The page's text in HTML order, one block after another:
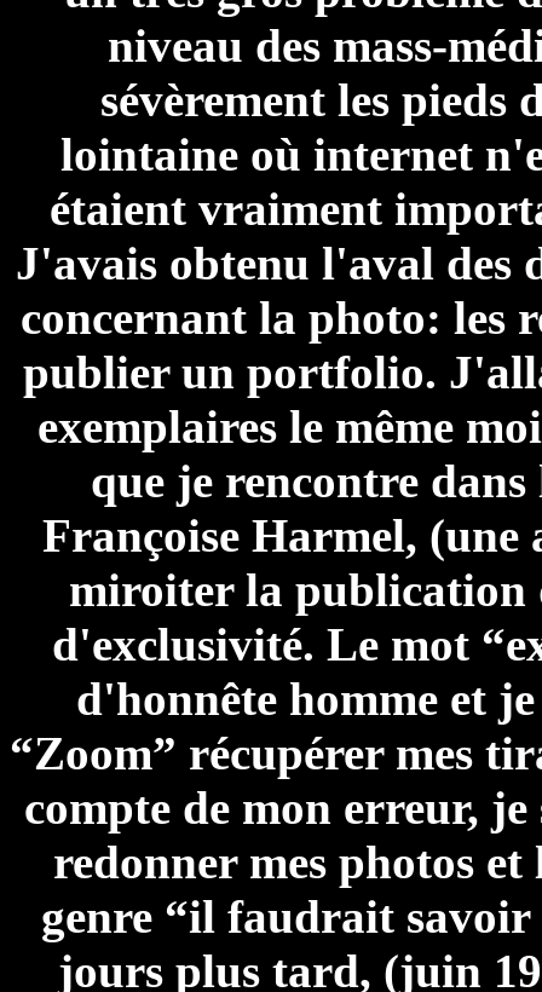
niveau des mass-
sévèrement les pieds
lointaine où internet
étaient vraiment
J'avais obtenu l'aval des
concernant la photo: les
publier un portfolio.
exemplaires le même
que je rencontre
Françoise Harmel,
miroiter la publication
d'exclusivité. Le mot
d'honnête homme et
“Zoom” récupérer mes
compte de mon erreur,
redonner mes photos
genre “il faudrait savoir
jours plus tard, (juin